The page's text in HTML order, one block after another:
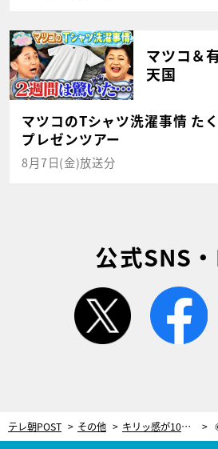
マツコ＆
天国
マツコのTシャツ洗濯事情 た
プレゼンツアー
8月7日(金)放送分
公式SNS
twitter
テレ朝POST その他 キリッ感が100点！『緊急取調室』風ショット披露【今週のグッド!モーニング4姉妹】